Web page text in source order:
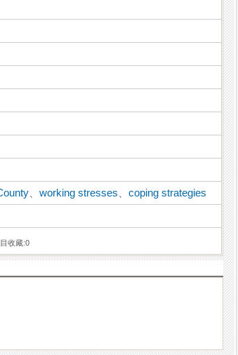
、working stresses 、coping strategies
收藏:0